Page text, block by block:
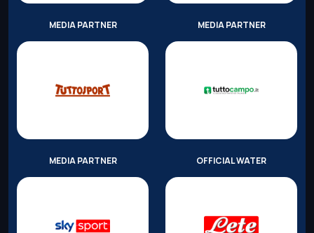
MEDIA PARTNER MEDIA PARTNER
MEDIA PARTNER OFFICIAL WATER